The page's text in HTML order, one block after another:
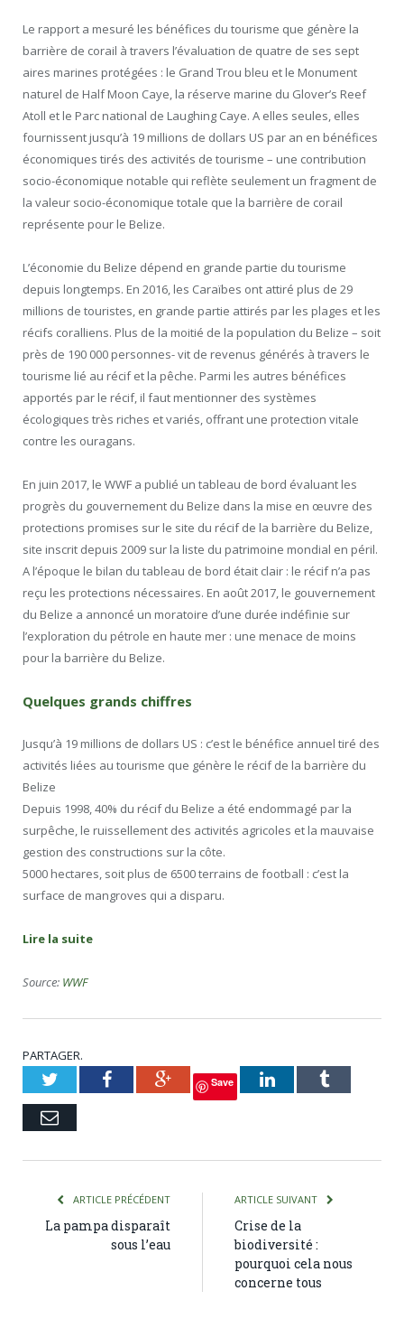
Le rapport a mesuré les bénéfices du tourisme que génère la
barrière de corail à travers l’évaluation de quatre de ses sept
aires marines protégées : le Grand Trou bleu et le Monument
naturel de Half Moon Caye, la réserve marine du Glover’s Reef
Atoll et le Parc national de Laughing Caye. A elles seules, elles
fournissent jusqu’à 19 millions de dollars US par an en bénéfices
économiques tirés des activités de tourisme – une contribution
socio-économique notable qui reflète seulement un fragment de
la valeur socio-économique totale que la barrière de corail
représente pour le Belize.
L’économie du Belize dépend en grande partie du tourisme
depuis longtemps. En 2016, les Caraïbes ont attiré plus de 29
millions de touristes, en grande partie attirés par les plages et les
récifs coralliens. Plus de la moitié de la population du Belize – soit
près de 190 000 personnes- vit de revenus générés à travers le
tourisme lié au récif et la pêche. Parmi les autres bénéfices
apportés par le récif, il faut mentionner des systèmes
écologiques très riches et variés, offrant une protection vitale
contre les ouragans.
En juin 2017, le WWF a publié un tableau de bord évaluant les
progrès du gouvernement du Belize dans la mise en œuvre des
protections promises sur le site du récif de la barrière du Belize,
site inscrit depuis 2009 sur la liste du patrimoine mondial en péril.
A l’époque le bilan du tableau de bord était clair : le récif n’a pas
reçu les protections nécessaires. En août 2017, le gouvernement
du Belize a annoncé un moratoire d’une durée indéfinie sur
l’exploration du pétrole en haute mer : une menace de moins
pour la barrière du Belize.
Quelques grands chiffres
Jusqu’à 19 millions de dollars US : c’est le bénéfice annuel tiré des
activités liées au tourisme que génère le récif de la barrière du
Belize
Depuis 1998, 40% du récif du Belize a été endommagé par la
surpêche, le ruissellement des activités agricoles et la mauvaise
gestion des constructions sur la côte.
5000 hectares, soit plus de 6500 terrains de football : c’est la
surface de mangroves qui a disparu.
Lire la suite
Source: WWF
PARTAGER.
TwitterFacebookGoogle+
Save LinkedInTumblr
Courriel
ARTICLE PRÉCÉDENT
La pampa disparaît
sous l’eau
ARTICLE SUIVANT
Crise de la
biodiversité :
pourquoi cela nous
concerne tous